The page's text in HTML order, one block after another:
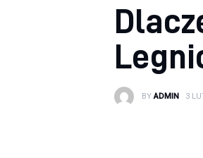
BY ADMIN 3